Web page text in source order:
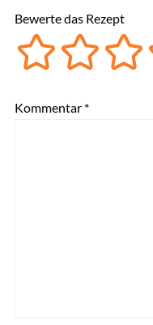
Bewerte das Rezept
Kommentar *